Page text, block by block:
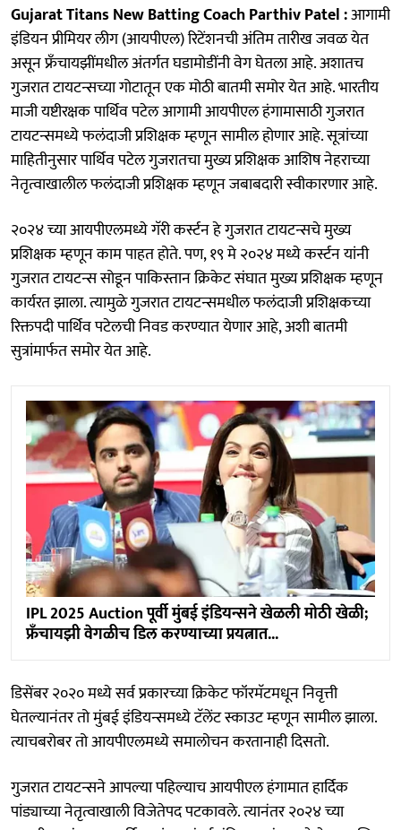
Gujarat Titans New Batting Coach Parthiv Patel :आगामी
इंडियन प्रीमियर लीग (आयपीएल) रिटेंशनची अंतिम तारीख जवळ येत
असून फ्रॅंचायझींमधील अंतर्गत घडामोडींनी वेग घेतला आहे. अशातच
गुजरात टायटन्सच्या गोटातून एक मोठी बातमी समोर येत आहे. भारतीय
माजी यष्टीरक्षक पार्थिव पटेल आगामी आयपीएल हंगामासाठी गुजरात
टायटन्समध्ये फलंदाजी प्रशिक्षक म्हणून सामील होणार आहे. सूत्रांच्या
माहितीनुसार पार्थिव पटेल गुजरातचा मुख्य प्रशिक्षक आशिष नेहराच्या
नेतृत्वाखालील फलंदाजी प्रशिक्षक म्हणून जबाबदारी स्वीकारणार आहे.
२०२४ च्या आयपीएलमध्ये गॅरी कर्स्टन हे गुजरात टायटन्सचे मुख्य
प्रशिक्षक म्हणून काम पाहत होते. पण, १९ मे २०२४ मध्ये कर्स्टन यांनी
गुजरात टायटन्स सोडून पाकिस्तान क्रिकेट संघात मुख्य प्रशिक्षक म्हणून
कार्यरत झाला. त्यामुळे गुजरात टायटन्समधील फलंदाजी प्रशिक्षकच्या
रिक्तपदी पार्थिव पटेलची निवड करण्यात येणार आहे, अशी बातमी
सुत्रांमार्फत समोर येत आहे.
IPL 2025 Auction पूर्वी मुंबई इंडियन्सने खेळली मोठी खेळी;
फ्रँचायझी वेगळीच डिल करण्याच्या प्रयत्नात...
डिसेंबर २०२० मध्ये सर्व प्रकारच्या क्रिकेट फॉरमॅटमधून निवृत्ती
घेतल्यानंतर तो मुंबई इंडियन्समध्ये टॅलेंट स्काउट म्हणून सामील झाला.
त्याचबरोबर तो आयपीएलमध्ये समालोचन करतानाही दिसतो.
गुजरात टायटन्सने आपल्या पहिल्याच आयपीएल हंगामात हार्दिक
पांड्याच्या नेतृत्वाखाली विजेतेपद पटकावले. त्यानंतर २०२४ च्या